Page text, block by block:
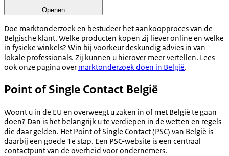
Openen
Doe marktonderzoek en bestudeer het aankoopproces van de
Belgische klant. Welke producten kopen zij liever online en welke
in fysieke winkels? Win bij voorkeur deskundig advies in van
lokale professionals. Zij kunnen u hierover meer vertellen. Lees
ook onze pagina over marktonderzoek doen in België.
Point of Single Contact België
Woont u in de EU en overweegt u zaken in of met België te gaan
doen? Dan is het belangrijk u te verdiepen in de wetten en regels
die daar gelden. Het Point of Single Contact (PSC) van België is
daarbij een goede 1e stap. Een PSC-website is een centraal
contactpunt van de overheid voor ondernemers.